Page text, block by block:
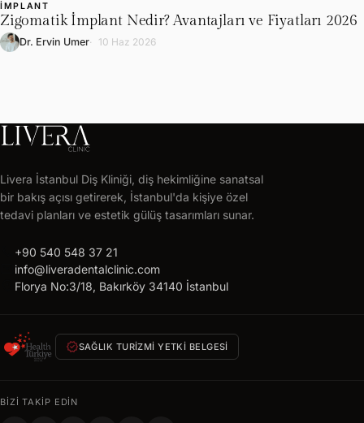
L
İMPLANT
Zigomatik İmplant Nedir? Avantajları ve Fiyatları 2026
Dr. Ervin Umer 10 Haz 2026
CLINIC
Ücretsiz
tedavi
alın
24
saat
size
özel
teklif
SOYAD
Livera İstanbul Diş Kliniği, diş hekimliğine sanatsal
bir bakış açısı getirerek, İstanbul'da kişiye özel
tedavi planları ve estetik gülüş tasarımları sunar.
+90 540 548 37 21
info@liveradentalclinic.com
Florya No:3/18, Bakırköy 34140 İstanbul
verifiedSAĞLIK TURIZMI YETKI BELGESI
BIZI TAKIP EDIN